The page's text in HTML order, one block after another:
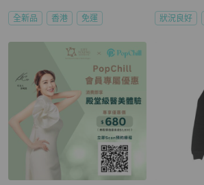
全新品 香港 免運 狀況良好